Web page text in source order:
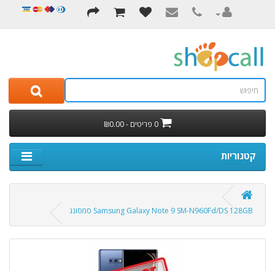
0 פריטים - ₪0.00
קטגוריות
Samsung Galaxy Note 9 SM-N960Fd/DS 128GB סמסונג